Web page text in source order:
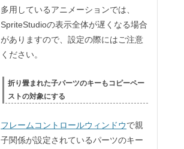
多用しているアニメーションでは、
SpriteStudioの表示全体が遅くなる場合
がありますので、設定の際にはご注意
ください。
折り畳まれた子パーツのキーもコピーペー
ストの対象にする
フレームコントロールウィンドウで親
子関係が設定されているパーツのキー